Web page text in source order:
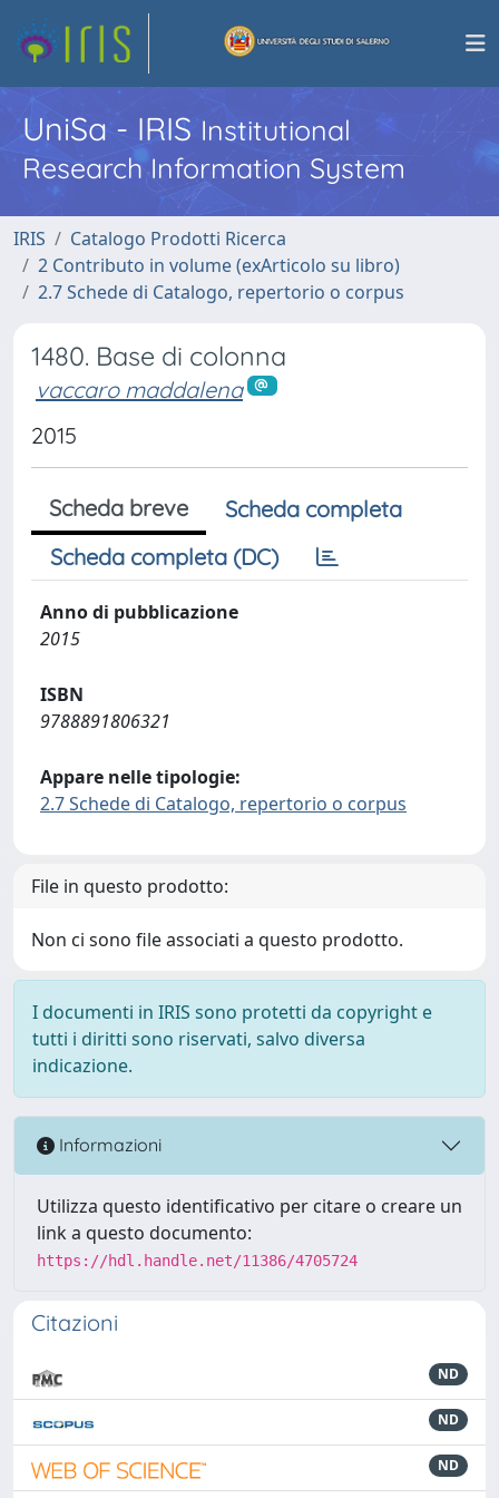
UniSa - IRISInstitutional
Research Information System
IRIS
Catalogo Prodotti Ricerca
2 Contributo in volume (exArticolo su libro)
2.7 Schede di Catalogo, repertorio o corpus
1480. Base di colonna
vaccaro maddalena
2015
Scheda breve
Scheda completa
Scheda completa (DC)
Anno di pubblicazione
2015
ISBN
9788891806321
Appare nelle tipologie:
2.7 Schede di Catalogo, repertorio o corpus
File in questo prodotto:
Non ci sono file associati a questo prodotto.
I documenti in IRIS sono protetti da copyright e
tutti i diritti sono riservati, salvo diversa
indicazione.
Informazioni
Utilizza questo identificativo per citare o creare un
link a questo documento:
https://hdl.handle.net/11386/4705724
Citazioni
ND
ND
ND